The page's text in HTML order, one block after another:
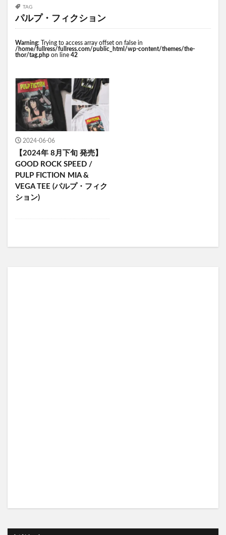
TAG
パルプ・フィクション
Warning: Trying to access array offset on false in
/home/fullress/fullress.com/public_html/wp-content/themes/the-
thor/tag.php on line 42
2024-06-06
【2024年 8月下旬 発売】
GOOD ROCK SPEED /
PULP FICTION MIA &
VEGA TEE (パルプ・フィク
ション)